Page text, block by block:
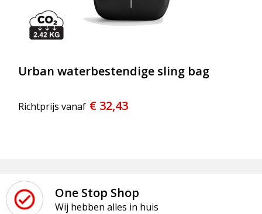
Urban waterbestendige sling bag
Richtprijs vanaf € 32,43
One Stop Shop
Wij hebben alles in huis